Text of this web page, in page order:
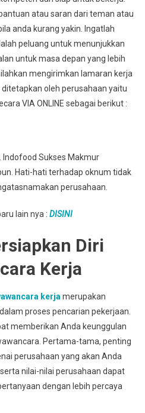
atau saran dari teman atau
anda kurang yakin. Ingatlah
peluang untuk menunjukkan
untuk masa depan yang lebih
mengirimkan lamaran kerja
oleh perusahaan yaitu
VIA ONLINE sebagai berikut :
Indofood Sukses Makmur
Hati-hati terhadap oknum tidak
perusahaan.
lain nya : DISINI
Diri
Kerja
kerja merupakan
proses pencarian pekerjaan.
memberikan Anda keunggulan
Pertama-tama, penting
perusahaan yang akan Anda
nilai-nilai perusahaan dapat
dengan lebih percaya